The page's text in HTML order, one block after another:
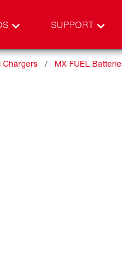
SUPPORT
Chargers MX FUEL